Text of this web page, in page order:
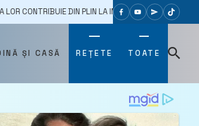
DIN PLIN LA IMAGINEA POZITIVĂ A MOLDOVEI”
ȘI CASĂ REȚETE TOATE